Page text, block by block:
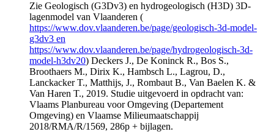
Zie Geologisch (G3Dv3) en hydrogeologisch (H3D) 3D-
lagenmodel van Vlaanderen (
https://www.dov.vlaanderen.be/page/geologisch-3d-model-
g3dv3 en
https://www.dov.vlaanderen.be/page/hydrogeologisch-3d-
model-h3dv20) Deckers J., De Koninck R., Bos S.,
Broothaers M., Dirix K., Hambsch L., Lagrou, D.,
Lanckacker T., Matthijs, J., Rombaut B., Van Baelen K. &
Van Haren T., 2019. Studie uitgevoerd in opdracht van:
Vlaams Planbureau voor Omgeving (Departement
Omgeving) en Vlaamse Milieumaatschappij
2018/RMA/R/1569, 286p + bijlagen.